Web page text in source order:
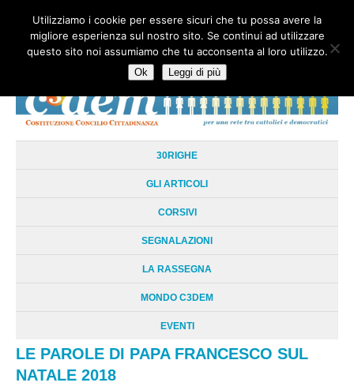
HOME CHI SIAMO LA RETE LE RADICI DOCUMENTAZIONE
AREE TEMATICHE
30RIGHE
GLI ARTICOLI
CORSIVI
SEGNALAZIONI
LA RASSEGNA
MONDO C3DEM
EVENTI
LE PAROLE DI PAPA FRANCESCO SUL
NATALE 2018
Utilizziamo i cookie per essere sicuri che tu possa avere la
migliore esperienza sul nostro sito. Se continui ad utilizzare
questo sito noi assumiamo che tu acconsenta al loro utilizzo.
Ok Leggi di più